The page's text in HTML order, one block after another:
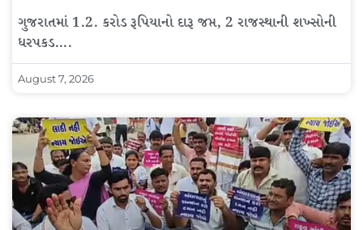
ગુજરાતમાં 1.2. કરોડ રૂપિયાનો દારૂ જપ્ત, 2 રાજસ્થાની શખ્સોની
ધરપકડ….
August 7, 2026